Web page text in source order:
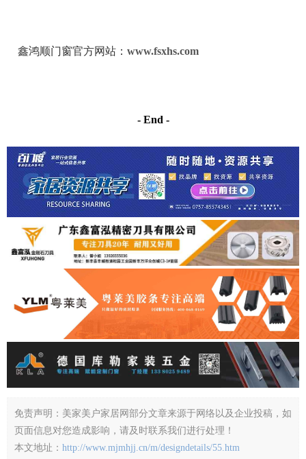
鑫鸿顺门窗官方网站： www.fsxhs.com
- End -
免责声明：美家美户家居网部分文章来源于网络以及企业投稿，如
页面信息对您造成影响，请及时联系我们进行处理！
本文地址： http://www.mjmhjj.cn/m/designdetails/55.htm